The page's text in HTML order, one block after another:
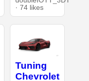
· 74 likes
Tuning
Chevrolet